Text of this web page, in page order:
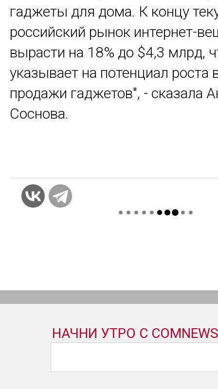
гаджеты для дома. К концу
российский рынок интернет-
вырасти на 18% до $4,3 млрд,
указывает на потенциал роста
продажи гаджетов", - сказала
Соснова.